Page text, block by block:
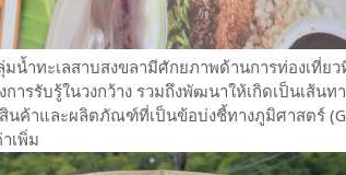
น้ำทะเลสาบสงขลามีศักยภาพด้านการท่องเที่ย
ารรับรู้ในวงกว้าง รวมถึงพัฒนาให้เกิดเป็นเส้น
นค้าและผลิตภัณฑ์ที่เป็นข้อบ่งชี้ทางภูมิศาสตร์
เพิ่ม